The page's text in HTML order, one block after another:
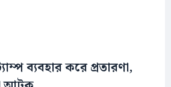
ব্যবহার করে প্রতারণা,